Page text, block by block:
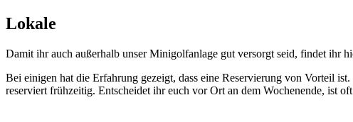
Lokale
Damit ihr auch außerhalb unser Minigolfanlage gut versorgt seid, findet ihr
Bei einigen hat die Erfahrung gezeigt, dass eine Reservierung von Vorteil
reserviert frühzeitig. Entscheidet ihr euch vor Ort an dem Wochenende, ist